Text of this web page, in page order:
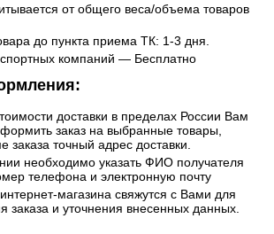
от общего веса/объема товаров
до пункта приема ТК: 1-3 дня.
компаний — Бесплатно
доставки в пределах России Вам
заказ на выбранные товары,
заказа точный адрес доставки.
необходимо указать ФИО получателя
телефона и электронную почту
магазина свяжутся с Вами для
заказа и уточнения внесенных данных.